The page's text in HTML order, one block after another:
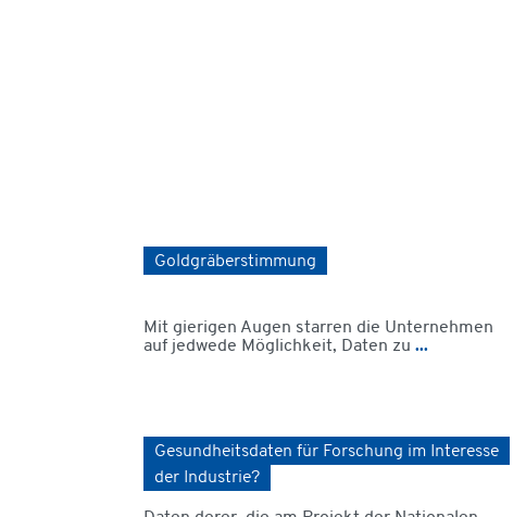
Goldgräberstimmung
Mit gierigen Augen starren die Unternehmen
auf jedwede Möglichkeit, Daten zu ...
Gesundheitsdaten für Forschung im Interesse
der Industrie?